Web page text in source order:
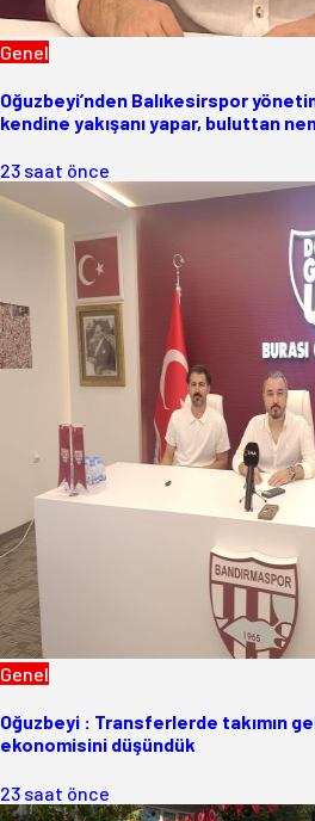
Genel
Oğuzbeyi’nden Balıkesirspor
kendine yakışanı yapar, buluttan
23 saat önce
Genel
Oğuzbeyi : Transferlerde takımın
ekonomisini düşündük
23 saat önce